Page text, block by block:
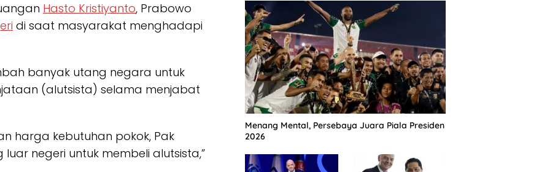
Hasto Kristiyanto, Prabowo
di saat masyarakat menghadapi
banyak utang negara untuk
(alutsista) selama menjabat
harga kebutuhan pokok, Pak
negeri untuk membeli alutsista,”
Menang Mental, Persebaya Juara Piala Presiden
2026